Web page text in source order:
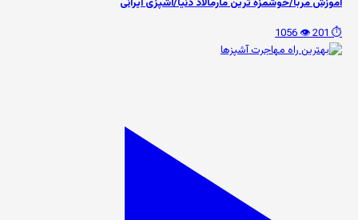
⏱️ 201
👁️ 1056